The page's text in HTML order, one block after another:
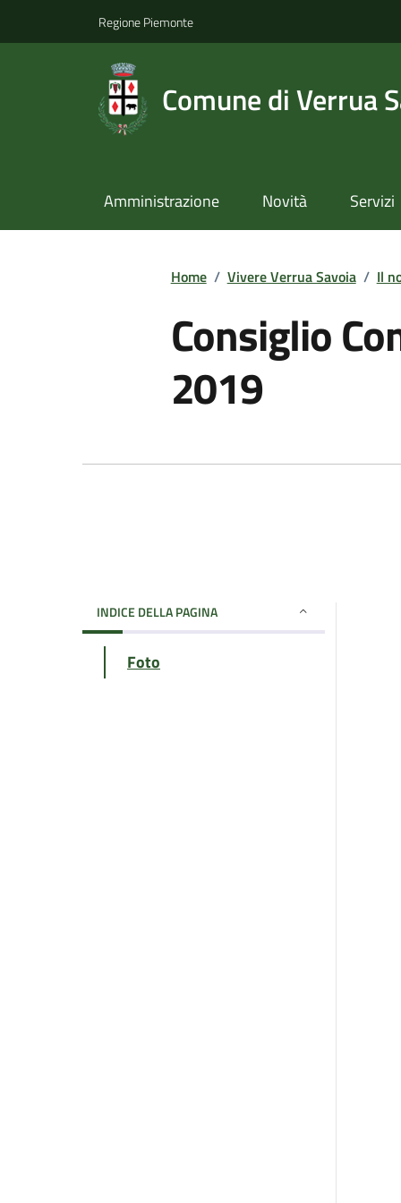
Regione Piemonte
Comune di Verrua
Amministrazione Novità Servizi
Home / Vivere Verrua Savoia / Il
Consiglio
2019
INDICE DELLA PAGINA
Foto